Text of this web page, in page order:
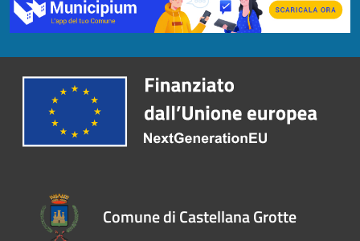
Comune di Castellana Grotte